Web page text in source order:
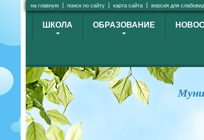
на главную поиск по сайту карта сайта версия для
ШКОЛА ОБРАЗОВАНИЕ